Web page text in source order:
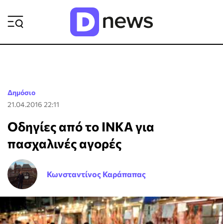
Δημόσιο
21.04.2016 22:11
Οδηγίες από το ΙΝΚΑ για
πασχαλινές αγορές
Κωνσταντίνος Καράπαπας